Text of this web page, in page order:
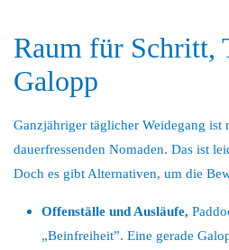
Raum für Schritt,
Galopp
Ganzjähriger täglicher Weidegang ist
dauerfressenden Nomaden. Das ist
Doch es gibt Alternativen, um die
Offenställe und Ausläufe,
„Beinfreiheit”. Eine gerade